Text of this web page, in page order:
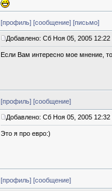
[профиль] [сообщение] [письмо]
Добавлено: Сб Ноя 05, 2005 12:22
Если Вам интересно мое мнение,
[профиль] [сообщение]
Добавлено: Сб Ноя 05, 2005 12:32
Это я про евро:)
[профиль] [сообщение]